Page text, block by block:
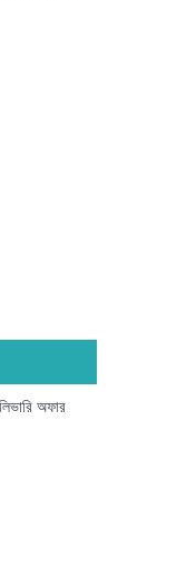
অফার